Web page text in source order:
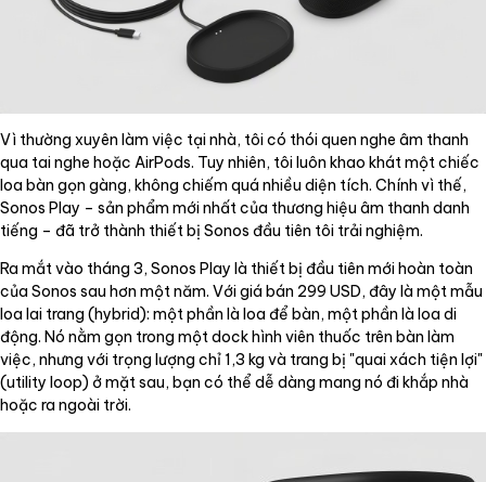
Vì thường xuyên làm việc tại nhà, tôi có thói quen nghe âm thanh
qua tai nghe hoặc AirPods. Tuy nhiên, tôi luôn khao khát một chiếc
loa bàn gọn gàng, không chiếm quá nhiều diện tích. Chính vì thế,
Sonos Play – sản phẩm mới nhất của thương hiệu âm thanh danh
tiếng – đã trở thành thiết bị Sonos đầu tiên tôi trải nghiệm.
Ra mắt vào tháng 3, Sonos Play là thiết bị đầu tiên mới hoàn toàn
của Sonos sau hơn một năm. Với giá bán 299 USD, đây là một mẫu
loa lai trang (hybrid): một phần là loa để bàn, một phần là loa di
động. Nó nằm gọn trong một dock hình viên thuốc trên bàn làm
việc, nhưng với trọng lượng chỉ 1,3 kg và trang bị "quai xách tiện lợi"
(utility loop) ở mặt sau, bạn có thể dễ dàng mang nó đi khắp nhà
hoặc ra ngoài trời.